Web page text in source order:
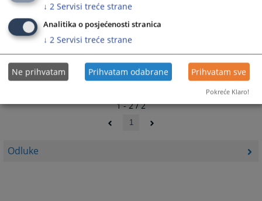
Odluke
keyboard
shortcuts
for
dates.
shortcuts
dates.
1 - 2 / 2
1
↓ 2 Servisi treće strane
Analitika o posjećenosti stranica
↓ 2 Servisi treće strane
Ne prihvatam Prihvatam odabrane Prihvatam sve
Pokreće Klaro!